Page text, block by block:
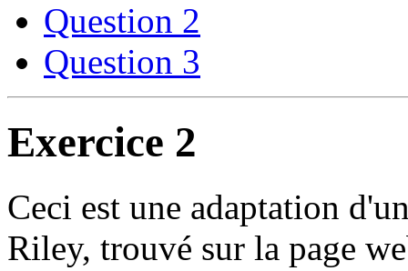
Question 2
Question 3
Exercice 2
Ceci est une adaptation
Riley, trouvé sur la page